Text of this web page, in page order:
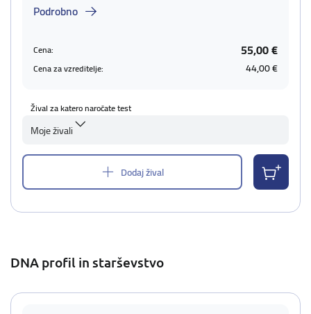
Podrobno
Cena: 55,00 €
Cena za vzreditelje: 44,00 €
Žival za katero naročate test
Moje živali
Dodaj žival
DNA profil in starševstvo